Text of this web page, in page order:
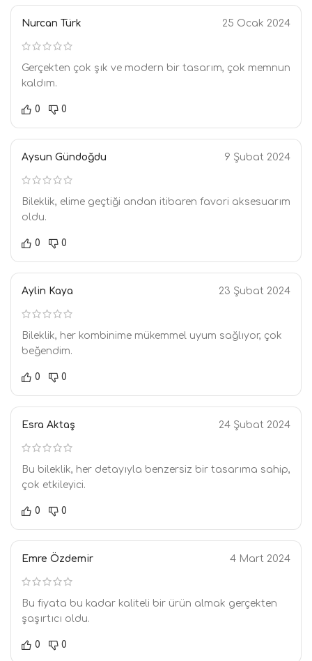
Nurcan Türk 25 Ocak 2024
Gerçekten çok şık ve modern bir tasarım, çok memnun
kaldım.
0 0
Aysun Gündoğdu 9 Şubat 2024
Bileklik, elime geçtiği andan itibaren favori aksesuarım
oldu.
0 0
Aylin Kaya 23 Şubat 2024
Bileklik, her kombinime mükemmel uyum sağlıyor, çok
beğendim.
0 0
Esra Aktaş 24 Şubat 2024
Bu bileklik, her detayıyla benzersiz bir tasarıma sahip,
çok etkileyici.
0 0
Emre Özdemir 4 Mart 2024
Bu fiyata bu kadar kaliteli bir ürün almak gerçekten
şaşırtıcı oldu.
0 0